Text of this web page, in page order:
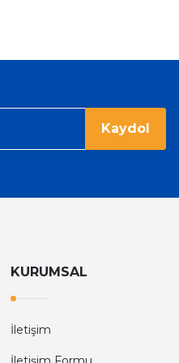
Kaydol
KURUMSAL
İletişim